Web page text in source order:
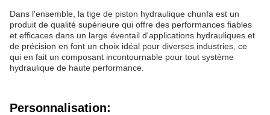
Dans l'ensemble, la tige de piston hydraulique chunfa est un
produit de qualité supérieure qui offre des performances fiables
et efficaces dans un large éventail d'applications hydrauliques.et
de précision en font un choix idéal pour diverses industries, ce
qui en fait un composant incontournable pour tout système
hydraulique de haute performance.
Personnalisation: